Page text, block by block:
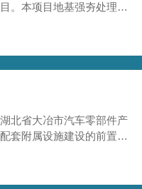
。本项目地基强夯处理总
均匀、孔隙较大、地基承
北省大冶市汽车零部件产
套附属设施建设的前置基
承载力偏低。汽车零部件